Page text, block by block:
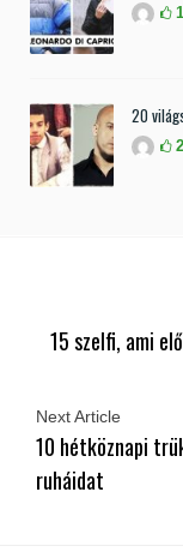
20
15 szelfi, ami
Next Article
10 hétköznapi
ruháidat